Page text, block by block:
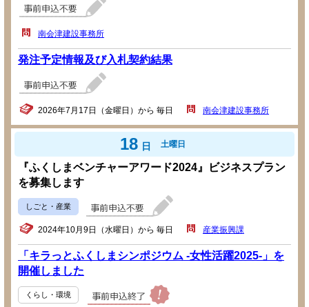
南会津建設事務所
発注予定情報及び入札契約結果
2026年7月17日（金曜日）から 毎日 南会津建設事務所
18 日 土曜日
『ふくしまベンチャーアワード2024』ビジネスプラン
を募集します
しごと・産業
2024年10月9日（水曜日）から 毎日 産業振興課
「キラっとふくしまシンポジウム -女性活躍2025-」を
開催しました
くらし・環境